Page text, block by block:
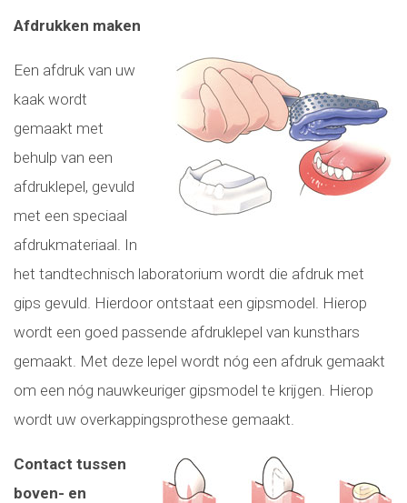
Afdrukken maken
Een afdruk van uw
kaak wordt
gemaakt met
behulp van een
afdruklepel, gevuld
met een speciaal
afdrukmateriaal. In
het tandtechnisch laboratorium wordt die afdruk met
gips gevuld. Hierdoor ontstaat een gipsmodel. Hierop
wordt een goed passende afdruklepel van kunsthars
gemaakt. Met deze lepel wordt nóg een afdruk gemaakt
om een nóg nauwkeuriger gipsmodel te krijgen. Hierop
wordt uw overkappingsprothese gemaakt.
Contact tussen
boven- en